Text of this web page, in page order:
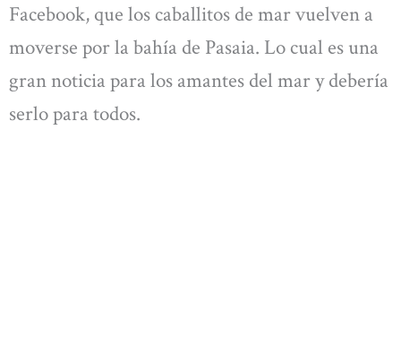
Facebook, que los caballitos de mar vuelven a
moverse por la bahía de Pasaia. Lo cual es una
gran noticia para los amantes del mar y debería
serlo para todos.